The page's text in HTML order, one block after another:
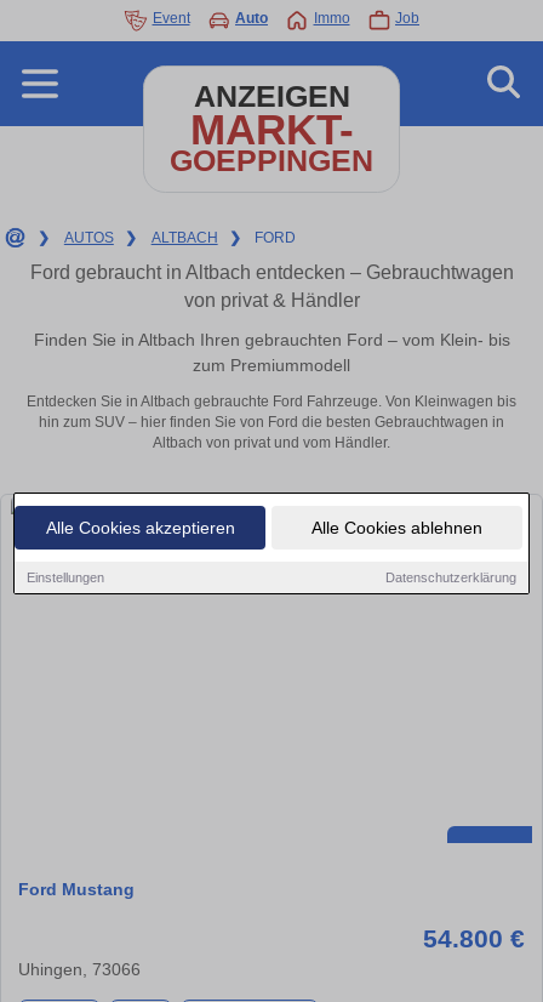
Alle Cookies akzeptieren Alle Cookies ablehnen
Einstellungen Datenschutzerklärung
Event Auto Immo Job
ANZEIGEN
MARKT-
GOEPPINGEN
❯ AUTOS ❯ ALTBACH ❯ FORD
Ford gebraucht in Altbach entdecken – Gebrauchtwagen
von privat & Händler
Finden Sie in Altbach Ihren gebrauchten Ford – vom Klein- bis
zum Premiummodell
Entdecken Sie in Altbach gebrauchte Ford Fahrzeuge. Von Kleinwagen bis
hin zum SUV – hier finden Sie von Ford die besten Gebrauchtwagen in
Altbach von privat und vom Händler.
Ford Mustang
54.800 €
Uhingen, 73066